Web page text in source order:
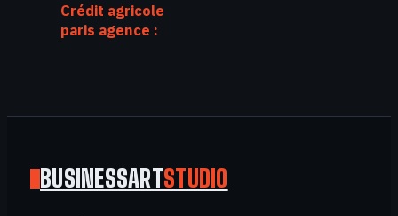
Crédit agricole
paris agence :
BUSINESSARTSTUDIO